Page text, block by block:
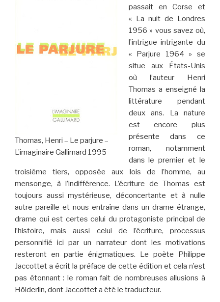
Thomas, Henri – Le parjure –
L’imaginaire Gallimard 1995
passait en Corse et
« La nuit de Londres
1956 » vous savez où,
l’intrigue intrigante du
« Parjure 1964 » se
situe aux États-Unis
où l’auteur Henri
Thomas a enseigné la
littérature pendant
deux ans. La nature
est encore plus
présente dans ce
roman, notamment
dans le premier et le
troisième tiers, opposée aux lois de l’homme, au
mensonge, à l’indifférence. L’écriture de Thomas est
toujours aussi mystérieuse, déconcertante et à nulle
autre pareille et nous entraîne dans un drame étrange,
drame qui est certes celui du protagoniste principal de
l’histoire, mais aussi celui de l’écriture, processus
personnifié ici par un narrateur dont les motivations
resteront en partie énigmatiques. Le poète Philippe
Jaccottet a écrit la préface de cette édition et cela n’est
pas étonnant : le roman fait de nombreuses allusions à
Hölderlin, dont Jaccottet a été le traducteur.